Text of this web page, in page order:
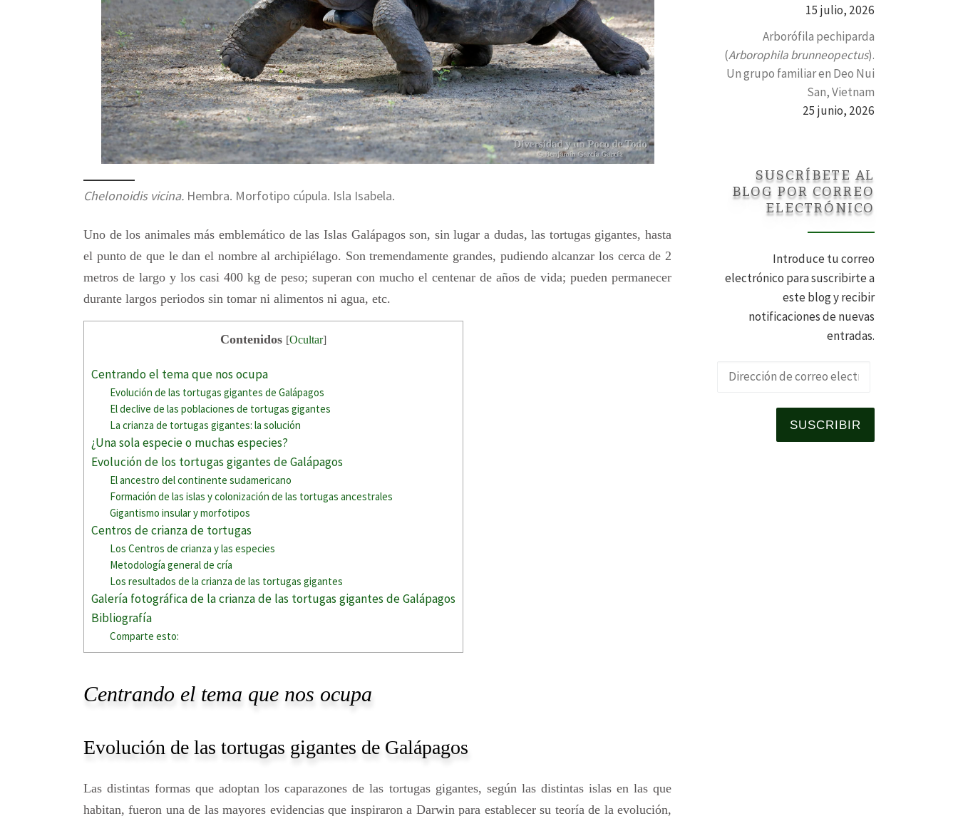
Chelonoidis vicina. Hembra. Morfotipo cúpula. Isla Isabela.
Uno de los animales más emblemático de las Islas Galápagos son, sin lugar a dudas, las tortugas gigantes, hasta
el punto de que le dan el nombre al archipiélago. Son tremendamente grandes, pudiendo alcanzar los cerca de 2
metros de largo y los casi 400 kg de peso; superan con mucho el centenar de años de vida; pueden permanecer
durante largos periodos sin tomar ni alimentos ni agua, etc.
Contenidos [Ocultar]
Centrando el tema que nos ocupa
Evolución de las tortugas gigantes de Galápagos
El declive de las poblaciones de tortugas gigantes
La crianza de tortugas gigantes: la solución
¿Una sola especie o muchas especies?
Evolución de los tortugas gigantes de Galápagos
El ancestro del continente sudamericano
Formación de las islas y colonización de las tortugas ancestrales
Gigantismo insular y morfotipos
Centros de crianza de tortugas
Los Centros de crianza y las especies
Metodología general de cría
Los resultados de la crianza de las tortugas gigantes
Galería fotográfica de la crianza de las tortugas gigantes de Galápagos
Bibliografía
Comparte esto:
Centrando el tema que nos ocupa
Evolución de las tortugas gigantes de Galápagos
Las distintas formas que adoptan los caparazones de las tortugas gigantes, según las distintas islas en las que
habitan, fueron una de las mayores evidencias que inspiraron a Darwin para establecer su teoría de la evolución,
15 julio, 2026
Arborófila pechiparda
(Arborophila brunneopectus).
Un grupo familiar en Deo Nui
San, Vietnam
25 junio, 2026
SUSCRÍBETE AL
BLOG POR CORREO
ELECTRÓNICO
Introduce tu correo
electrónico para suscribirte a
este blog y recibir
notificaciones de nuevas
entradas.
SUSCRIBIR